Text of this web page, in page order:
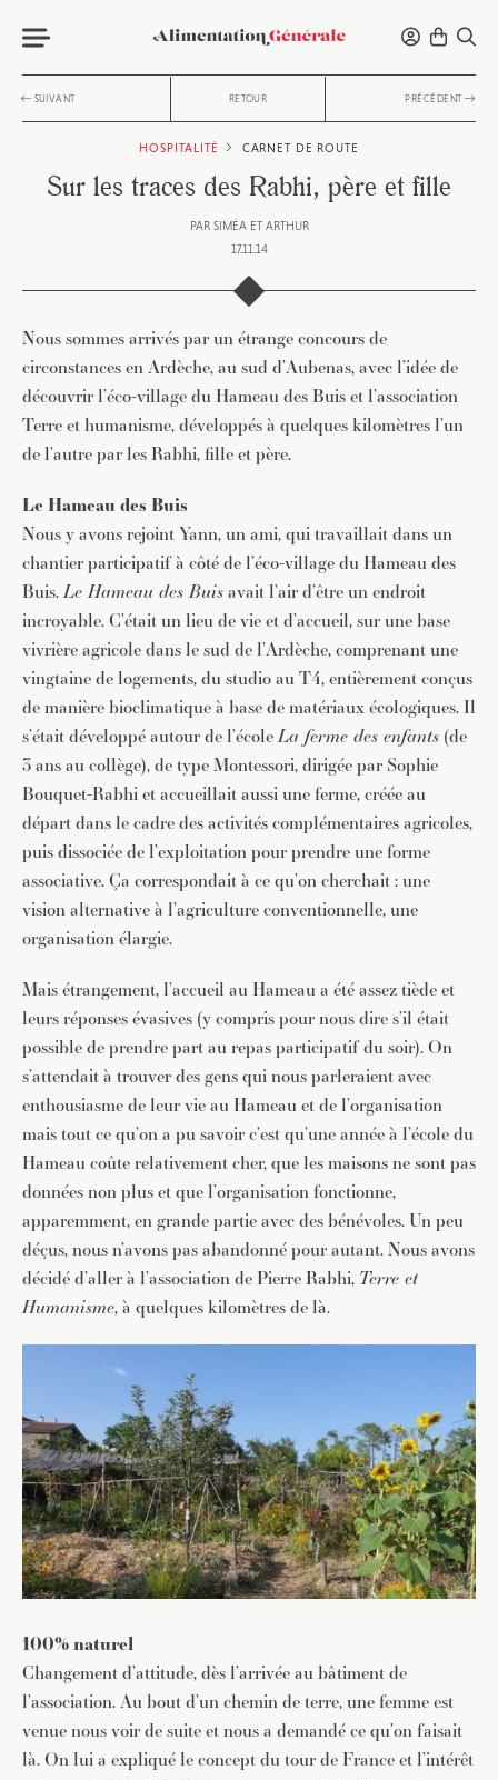
SUIVANT RETOUR PRÉCÉDENT
HOSPITALITÉ CARNET DE ROUTE
Sur les traces des Rabhi, père et fille
PAR SIMÉA ET ARTHUR
17.11.14
Nous sommes arrivés par un étrange concours de
circonstances en Ardèche, au sud d’Aubenas, avec l’idée de
découvrir l’éco-village du Hameau des Buis et l’association
Terre et humanisme, développés à quelques kilomètres l’un
de l’autre par les Rabhi, fille et père.
Le Hameau des Buis
Nous y avons rejoint Yann, un ami, qui travaillait dans un
chantier participatif à côté de l’éco-village du Hameau des
Buis.Le Hameau des Buisavait l’air d’être un endroit
incroyable. C’était un lieu de vie et d’accueil, sur une base
vivrière agricole dans le sud de l’Ardèche, comprenant une
vingtaine de logements, du studio au T4, entièrement conçus
de manière bioclimatique à base de matériaux écologiques. Il
s’était développé autour de l’écoleLa ferme des enfants (de
3 ans au collège), de type Montessori, dirigée par Sophie
Bouquet-Rabhi et accueillait aussi une ferme, créée au
départ dans le cadre des activités complémentaires agricoles,
puis dissociée de l’exploitation pour prendre une forme
associative. Ça correspondait à ce qu’on cherchait : une
vision alternative à l’agriculture conventionnelle, une
organisation élargie.
Mais étrangement, l’accueil au Hameau a été assez tiède et
leurs réponses évasives (y compris pour nous dire s’il était
possible de prendre part au repas participatif du soir). On
s’attendait à trouver des gens qui nous parleraient avec
enthousiasme de leur vie au Hameau et de l’organisation
mais tout ce qu’on a pu savoir c’est qu’une année à l’école du
Hameau coûte relativement cher, que les maisons ne sont pas
données non plus et que l’organisation fonctionne,
apparemment, en grande partie avec des bénévoles. Un peu
déçus, nous n’avons pas abandonné pour autant. Nous avons
décidé d’aller à l’association de Pierre Rabhi, Terre et
Humanisme, à quelques kilomètres de là.
100% naturel
Changement d’attitude, dès l’arrivée au bâtiment de
l’association. Au bout d’un chemin de terre, une femme est
venue nous voir de suite et nous a demandé ce qu’on faisait
là. On lui a expliqué le concept du tour de France et l’intérêt